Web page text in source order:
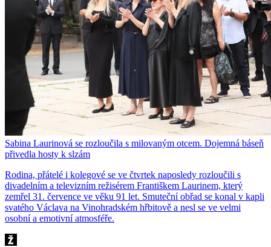
Sabina Laurinová se rozloučila s milovaným otcem. Dojemná báseň
přivedla hosty k slzám
Rodina, přátelé i kolegové se ve čtvrtek naposledy rozloučili s
divadelním a televizním režisérem Františkem Laurinem, který
zemřel 31. července ve věku 91 let. Smuteční obřad se konal v kapli
svatého Václava na Vinohradském hřbitově a nesl se ve velmi
osobní a emotivní atmosféře.